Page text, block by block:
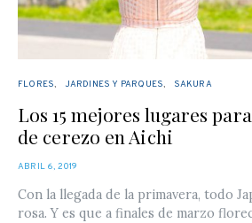
FLORES JARDINES Y PARQUES SAKURA
Los 15 mejores lugares
de cerezo en Aichi
POSTED
ABRIL 6, 2019
Con la llegada de la primavera, todo
rosa. Y es que a finales de marzo